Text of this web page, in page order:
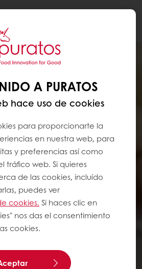
A PURATOS
hace uso de cookies
para proporcionarte la
en nuestra web, para
y preferencias así como
tráfico web. Si quieres
de las cookies, incluído
puedes ver
cookies. Si haces clic en
nos das el consentimiento
cookies.